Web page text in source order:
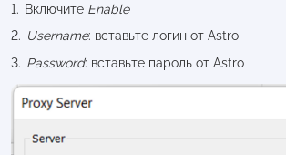
Включите Enable
Username: вставьте логин от Astro
Password: вставьте пароль от Astro